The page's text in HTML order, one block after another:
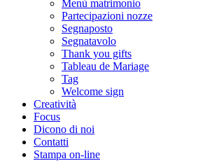
Menù matrimonio
Partecipazioni nozze
Segnaposto
Segnatavolo
Thank you gifts
Tableau de Mariage
Tag
Welcome sign
Creatività
Focus
Dicono di noi
Contatti
Stampa on-line